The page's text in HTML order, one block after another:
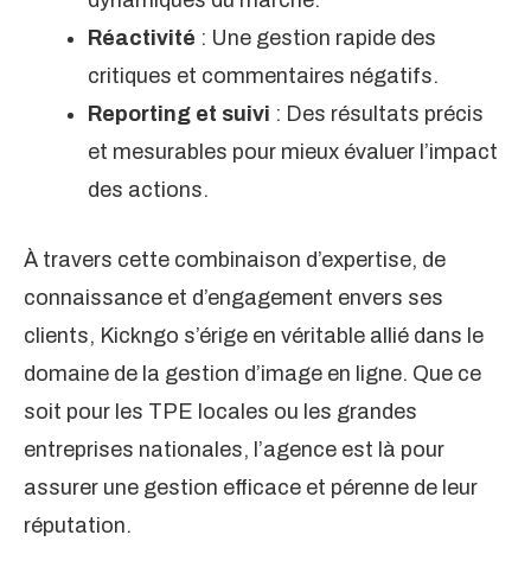
Réactivité : Une gestion rapide des
critiques et commentaires négatifs.
Reporting et suivi : Des résultats précis
et mesurables pour mieux évaluer l’impact
des actions.
À travers cette combinaison d’expertise, de
connaissance et d’engagement envers ses
clients, Kickngo s’érige en véritable allié dans le
domaine de la gestion d’image en ligne. Que ce
soit pour les TPE locales ou les grandes
entreprises nationales, l’agence est là pour
assurer une gestion efficace et pérenne de leur
réputation.